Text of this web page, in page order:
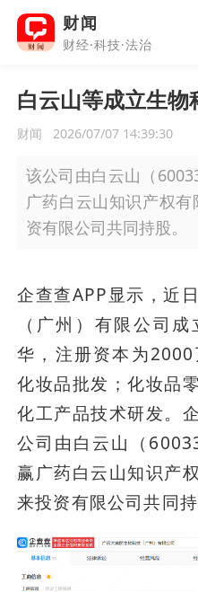
财闻
财经·科技·法治
白云山等成立生物
财闻 2026/07/07 14:39:30
该公司由白云山（
广药白云山知识产权
资有限公司共同持股。
企查查APP显示，近
（广州）有限公司
华，注册资本为2000
化妆品批发；化妆品
化工产品技术研发。
公司由白云山（
赢广药白云山知识产
来投资有限公司共同持